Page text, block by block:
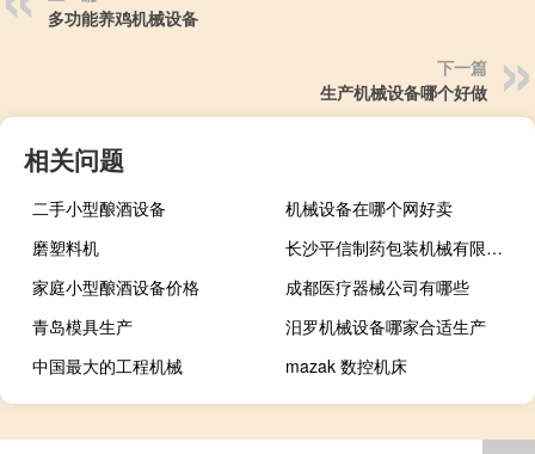
多功能养鸡机械设备
下一篇
生产机械设备哪个好做
相关问题
二手小型酿酒设备
机械设备在哪个网好卖
磨塑料机
长沙平信制药包装机械有限公司
家庭小型酿酒设备价格
成都医疗器械公司有哪些
青岛模具生产
汨罗机械设备哪家合适生产
中国最大的工程机械
mazak 数控机床